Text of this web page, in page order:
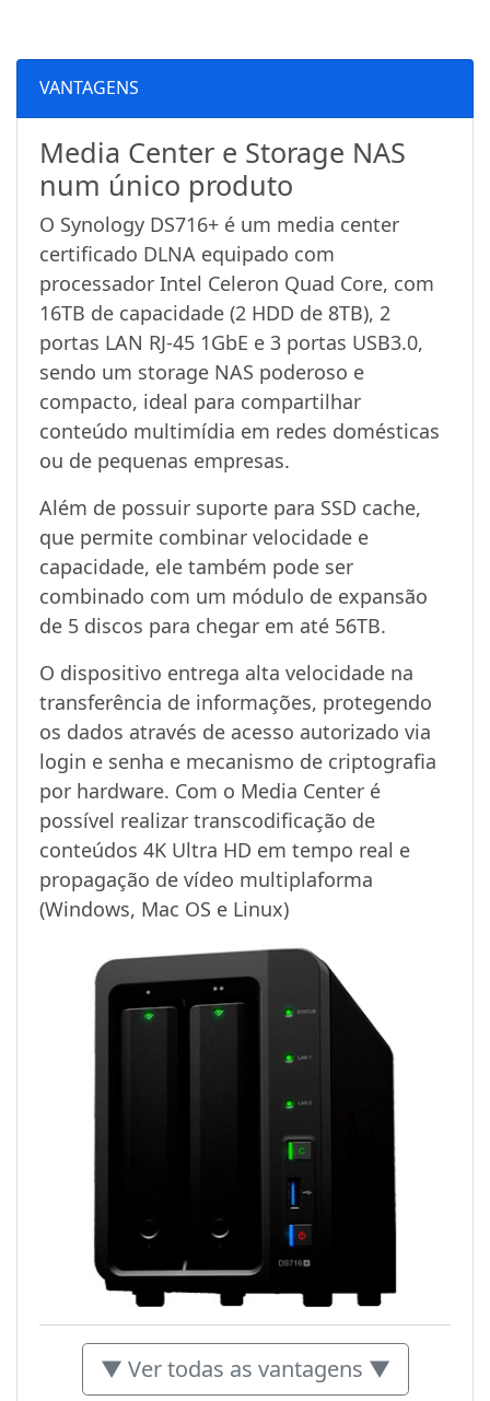
VANTAGENS
Media Center e Storage NAS
num único produto
O Synology DS716+ é um media center
certificado DLNA equipado com
processador Intel Celeron Quad Core, com
16TB de capacidade (2 HDD de 8TB), 2
portas LAN RJ-45 1GbE e 3 portas USB3.0,
sendo um storage NAS poderoso e
compacto, ideal para compartilhar
conteúdo multimídia em redes domésticas
ou de pequenas empresas.
Além de possuir suporte para SSD cache,
que permite combinar velocidade e
capacidade, ele também pode ser
combinado com um módulo de expansão
de 5 discos para chegar em até 56TB.
O dispositivo entrega alta velocidade na
transferência de informações, protegendo
os dados através de acesso autorizado via
login e senha e mecanismo de criptografia
por hardware. Com o Media Center é
possível realizar transcodificação de
conteúdos 4K Ultra HD em tempo real e
propagação de vídeo multiplaforma
(Windows, Mac OS e Linux)
▼ Ver todas as vantagens ▼